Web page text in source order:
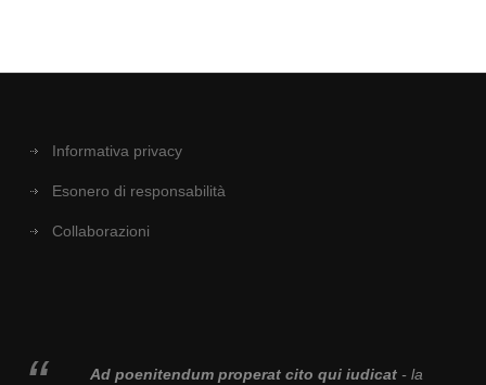
Informativa privacy
Esonero di responsabilità
Collaborazioni
Ad poenitendum properat cito qui iudicat- la